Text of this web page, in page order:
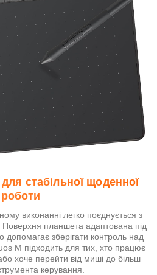
стабільної щоденної
роботи
виконанні легко поєднується з
планшета адаптована під
зберігати контроль над
M підходить для тих, хто працює
хоче перейти від миші до більш
керування.